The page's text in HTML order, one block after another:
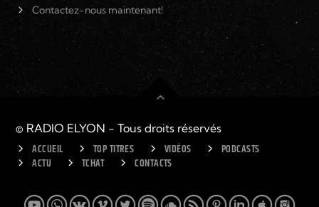
Contactez-nous maintenant!
© RADIO ELYON - Tous droits réservés
ACCUEIL TOP TITRES VIDÉOS
PODCASTS
ACTU
TCHAT CONTACTS